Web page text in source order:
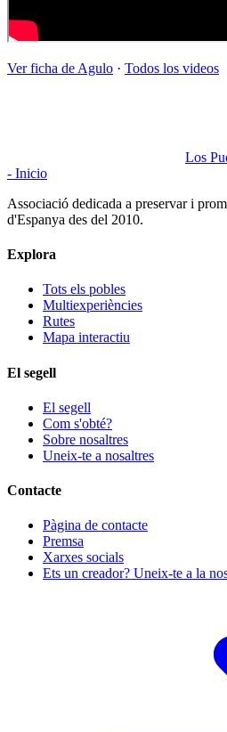
Ver ficha de Agulo · Todos los videos
Los
- Inicio
Associació dedicada a preservar i
d'Espanya des del 2010.
Explora
Tots els pobles
Multiexperiències
Rutes
Mapa interactiu
El segell
El segell
Com s'obté?
Sobre nosaltres
Uneix-te a nosaltres
Contacte
Pàgina de contacte
Premsa
Xarxes socials
Ets un creador? Uneix-te a la